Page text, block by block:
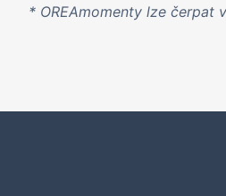
* OREAmomenty lze čerpat